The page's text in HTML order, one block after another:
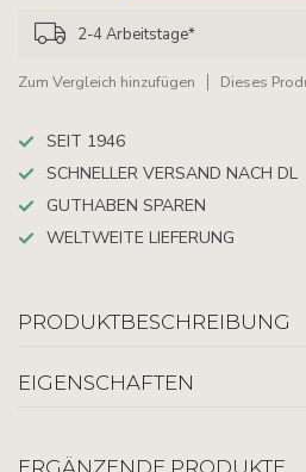
2-4 Arbeitstage*
Zum Vergleich hinzufügen Dieses
SEIT 1946
SCHNELLER VERSAND NACH DL
GUTHABEN SPAREN
WELTWEITE LIEFERUNG
PRODUKTBESCHREIBUNG
EIGENSCHAFTEN